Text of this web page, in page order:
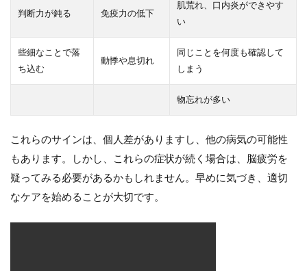
判断力が鈍る 免疫力の低下
肌荒れ、口内炎ができやす
い
些細なことで落
ち込む
動悸や息切れ
同じことを何度も確認して
しまう
物忘れが多い
これらのサインは、個人差がありますし、他の病気の可能性
もあります。しかし、これらの症状が続く場合は、脳疲労を
疑ってみる必要があるかもしれません。早めに気づき、適切
なケアを始めることが大切です。